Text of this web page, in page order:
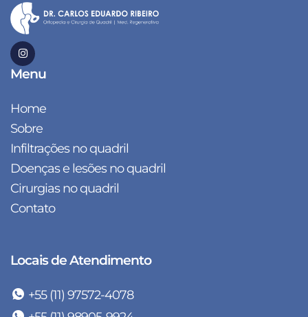
Menu
Home
Sobre
Infiltrações no quadril
Doenças e lesões no quadril
Cirurgias no quadril
Contato
Locais de Atendimento
+55 (11) 97572-4078